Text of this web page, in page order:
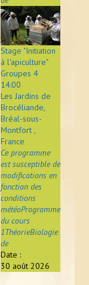
Stage "Initiation
à l'apiculture"
Groupes 4
14:00
Les Jardins de
Brocéliande,
Bréal-sous-
Montfort ,
France
Ce programme
est susceptible de
modifications en
fonction des
conditions
météoProgramme
du cours
1ThéorieBiologie
de
Date :
30 août 2026